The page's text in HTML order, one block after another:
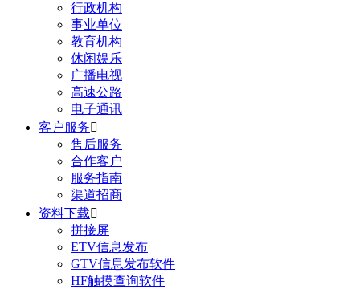
行政机构
事业单位
教育机构
休闲娱乐
广播电视
高速公路
电子通讯
客户服务
售后服务
合作客户
服务指南
渠道招商
资料下载
拼接屏
ETV信息发布
GTV信息发布软件
HF触摸查询软件